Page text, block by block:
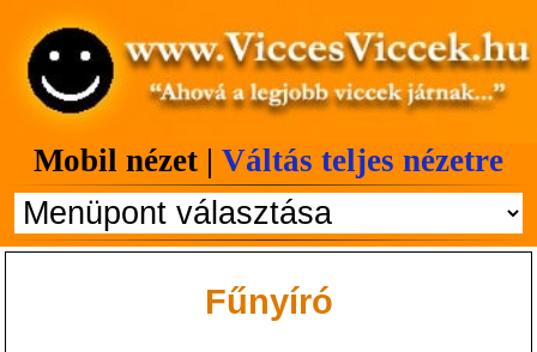
Mobil nézet | Váltás teljes nézetre
Fűnyíró